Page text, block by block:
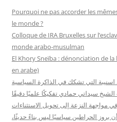
r
c
h
r
Pourquoi ne pas accorder les
le monde ?
Colloque de IRA Bruxelles sur
monde arabo-musulman
El Khory Sneïba : dénonciation de
en arabe)
التي تشكك في الذاكرة السياسية
سيداتي حمادي تفكيكًا علميًا دقيقًا
مواجهة النزعة إلى تحويل الاستثناءات
بروز الحراطين سياسيًا ليس بناءً حديثًا،